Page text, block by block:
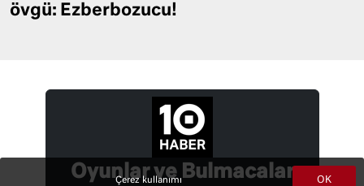
övgü: Ezberbozucu!
Oyunlar ve Bulmacalar OK
Çerez kullanımı